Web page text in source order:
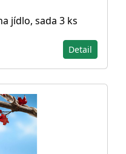
jídlo, sada 3 ks
Detail